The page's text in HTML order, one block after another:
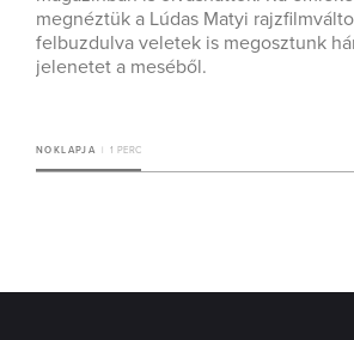
megnéztük a Lúdas Matyi
felbuzdulva veletek is megosztunk
jelenetet a meséből.
NOKLAPJA 1 PERC